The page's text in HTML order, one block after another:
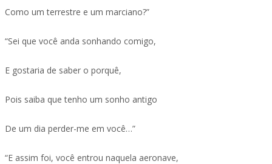
Como um terrestre e um marciano?”
“Sei que você anda sonhando comigo,
E gostaria de saber o porquê,
Pois saiba que tenho um sonho antigo
De um dia perder-me em você…”
“E assim foi, você entrou naquela aeronave,